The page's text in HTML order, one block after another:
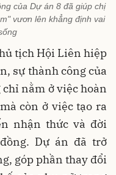
của Dự án 8 đã giúp chị
vươn lên khẳng định vai
tịch Hội Liên hiệp
sự thành công của
nằm ở việc hoàn
còn ở việc tạo ra
nhận thức và đời
Dự án đã trở
góp phần thay đổi